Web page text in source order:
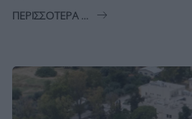
ΠΕΡΙΣΣΌΤΕΡΑ ...